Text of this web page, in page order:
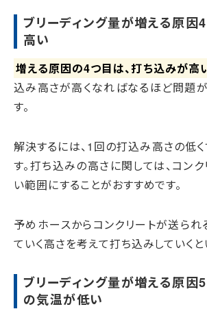
ブリーディング量が増える原因
高い
増える原因の4つ目は、打ち込みが高
込み高さが高くなればなるほど問題
す。
解決するには、1回の打込み高さの低
す。打ち込みの高さに関しては、コン
い範囲にすることがおすすめです。
予めホースからコンクリートが送ら
ていく高さを考えて打ち込みしていくと
ブリーディング量が増える原因
の気温が低い